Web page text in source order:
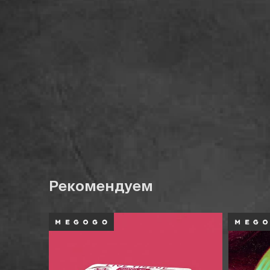
Рекомендуем